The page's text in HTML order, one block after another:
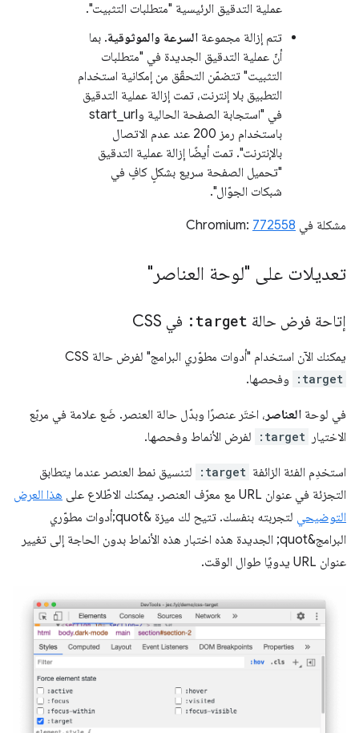
عملية التدقيق الرئيسية "متطلبات التثبيت".
تتم إزالة مجموعة السرعة والموثوقية. بما
أنّ عملية التدقيق الجديدة في "متطلبات
التثبيت" تتضمّن التحقّق من إمكانية استخدام
التطبيق بلا إنترنت، تمت إزالة عملية التدقيق
في "استجابة الصفحة الحالية وstart_url
باستخدام رمز 200 عند عدم الاتصال
بالإنترنت". تمت أيضًا إزالة عملية التدقيق
"تحميل الصفحة سريع بشكلٍ كافٍ في
شبكات الجوّال".
مشكلة في Chromium: 772558
تعديلات على "لوحة العناصر"
إتاحة فرض حالة :target في CSS
يمكنك الآن استخدام "أدوات مطوّري البرامج" لفرض حالة CSS
:target وفحصها.
في لوحة العناصر ، اختَر عنصرًا وبدّل حالة العنصر. ضَع علامة في مربّع
الاختيار
:target لفرض الأنماط وفحصها.
استخدِم الفئة الزائفة :target
لتنسيق نمط العنصر عندما يتطابق
التجزئة في عنوان URL مع معرّف العنصر. يمكنك الاطّلاع على
هذا العرض
التوضيحي
لتجربته بنفسك. تتيح لك ميزة &quot;أدوات مطوّري
البرامج&quot; الجديدة هذه اختبار هذه الأنماط بدون الحاجة إلى تغيير
عنوان URL يدويًا طوال الوقت.